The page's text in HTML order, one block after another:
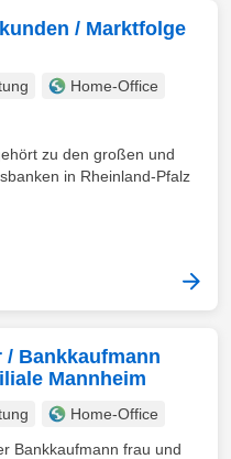
/ Marktfolge
Home-Office
zu den großen und
in Rheinland-Pfalz
Bankkaufmann
Mannheim
Home-Office
Bankkaufmann frau und